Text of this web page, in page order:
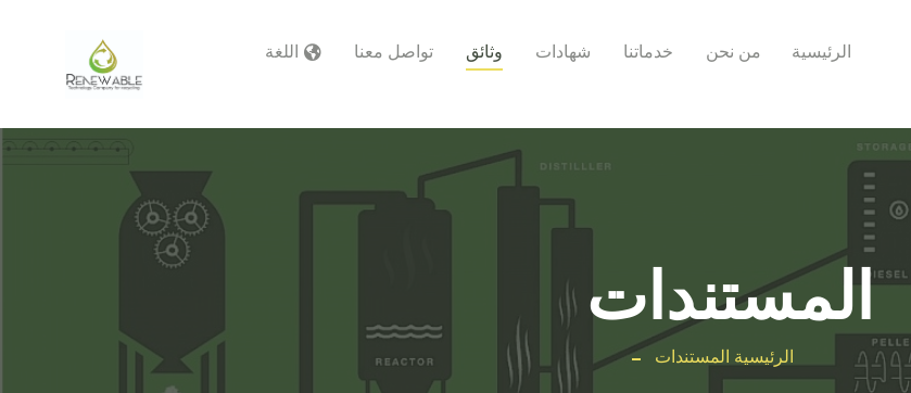
الرئيسية من نحن خدماتنا شهادات وثائق تواصل معنا اللغة
المستندات
الرئيسية المستندات